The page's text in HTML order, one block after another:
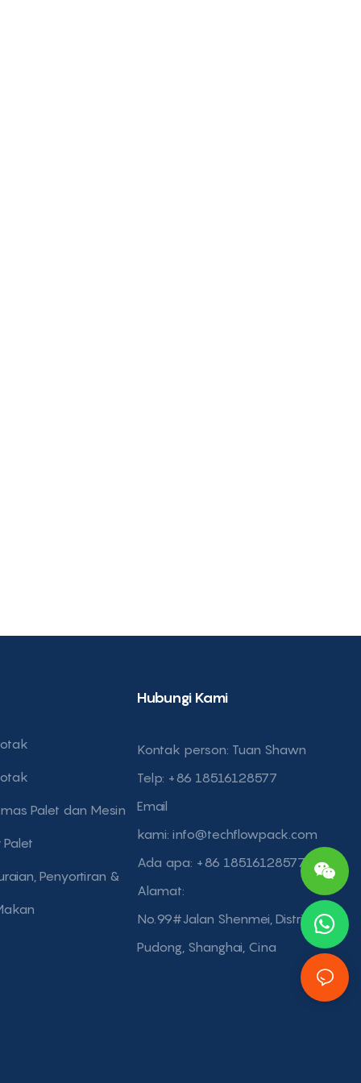
Palet dan Mesin
Penyortiran &
Hubungi Kami
Kontak person: Tuan Shawn
Telp: +86 18516128577
Email
kami:info@techflowpack.com
Ada apa: +86 18516128577
Alamat:
No.99#Jalan Shenmei, Distrik
Pudong, Shanghai, Cina